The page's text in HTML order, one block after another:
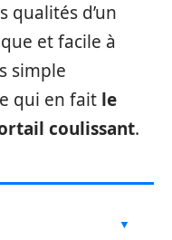
qualités d’un
et facile à
simple
qui en fait le
coulissant.